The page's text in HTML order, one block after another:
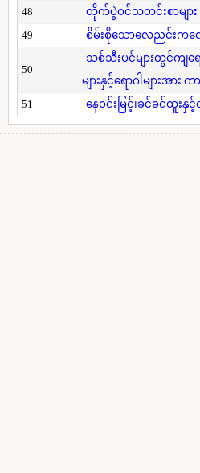
48 တိုက်ပွဲဝင်သတင်းစာများ
49
စိမ်းစိုသောလေညင်းကလေ
50
သစ်သီးပင်များတွင်က
များနှင့်ရောဂါများအာ
51
နေဝင်းမြင့်၊ခင်ခင်ထူးနှ